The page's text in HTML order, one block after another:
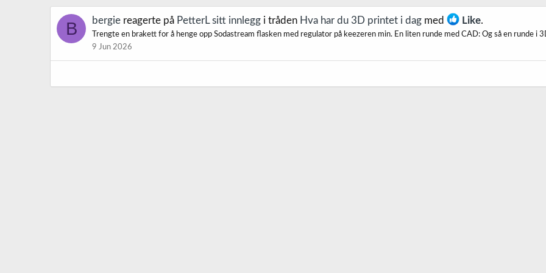
B bergie reagerte på PetterL sitt innlegg i tråden Hva har du 3D printet i dag med Like.
Trengte en brakett for å henge opp Sodastream flasken med regulator på keezeren min. En liten runde med CAD: Og så en runde i
9 Jun 2026